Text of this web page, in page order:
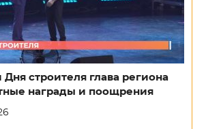
строителя глава региона
награды и поощрения